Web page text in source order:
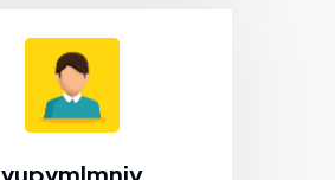
vupvmlmniy